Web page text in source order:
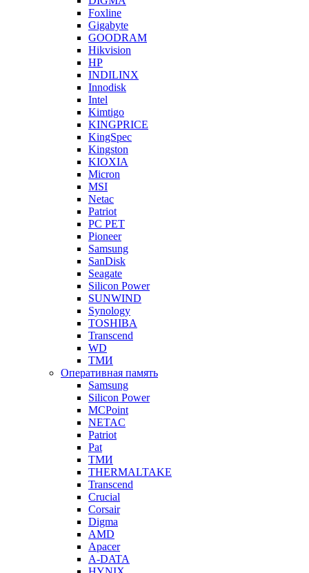
Foxline
Gigabyte
GOODRAM
Hikvision
HP
INDILINX
Innodisk
Intel
Kimtigo
KINGPRICE
KingSpec
Kingston
KIOXIA
Micron
MSI
Netac
Patriot
PC PET
Pioneer
Samsung
SanDisk
Seagate
Silicon Power
SUNWIND
Synology
TOSHIBA
Transcend
WD
ТМИ
Оперативная память
Samsung
Silicon Power
MCPoint
NETAC
Patriot
Pat
ТМИ
THERMALTAKE
Transcend
Crucial
Corsair
Digma
AMD
Apacer
A-DATA